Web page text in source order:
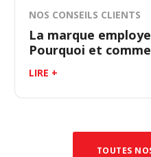
NOS CONSEILS CLIENTS
La marque
Pourquoi et
LIRE +
TOUTES